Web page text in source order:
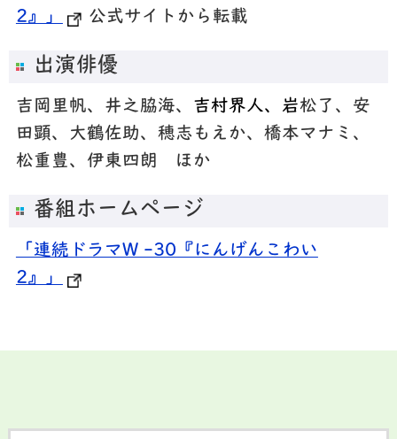
2』」
公式サイトから転載
出演俳優
吉岡里帆、 井之脇海、 吉村界人、 岩松了、 安
田顕、 大鶴佐助、 穂志もえか、 橋本マナミ、
松重豊、 伊東四朗 ほか
番組ホームページ
「連続ドラマW -30『にんげんこわい
2』」